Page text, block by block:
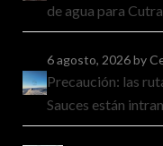
de agua para
6 agosto, 2026by
Precaución: las
Sauces están